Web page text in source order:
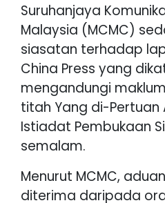
Suruhanjaya
Malaysia (MCMC)
siasatan terhadap
China Press yang
mengandungi
titah Yang di-
Istiadat Pembukaan
semalam.
Menurut MCMC,
diterima daripada